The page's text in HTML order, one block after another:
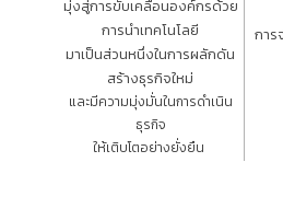
มุ่งสู่การขับเคลื่อนองค์กรด้วย
การนำเทคโนโลยี
มาเป็นส่วนหนึ่งในการผลักดัน
สร้างธุรกิจใหม่
และมีความมุ่งมั่นในการดำเนิน
ธุรกิจ
ให้เติบโตอย่างยั่งยืน
การ